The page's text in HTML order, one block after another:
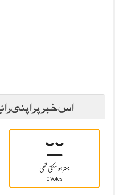
اس خبر پر اپنی
بہتر ہو سکتی تھی
0 Votes